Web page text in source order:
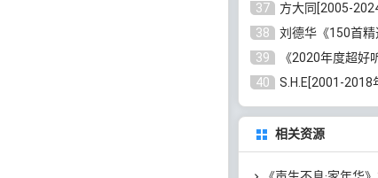
37
方大同[2005-2024年]所有专辑歌曲合集[高品
38
刘德华《150首精选歌曲合集打包》[无
39
《2020年度超好听流行音乐-五星珍藏版
40
S.H.E[2001-2018年]所有歌曲专辑打包[无
相关资源